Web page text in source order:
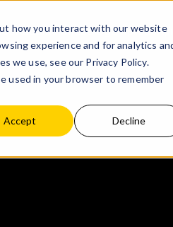
how you interact with our website
experience and for analytics
we use, see our Privacy Policy.
used in your browser to remember
Accept Decline
AsociacionesBlog Empresa